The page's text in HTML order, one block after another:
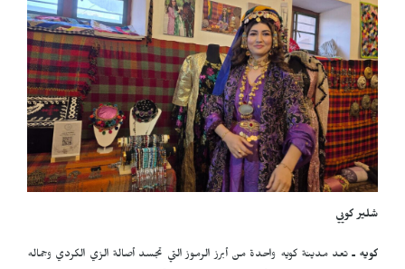
شلير كويي
كويه ـ تعد مدينة كويه واحدة من أبرز الرموز التي تجسد أصالة الزي الكردي وجماله